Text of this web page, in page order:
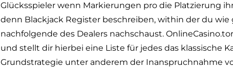
Glücksspieler wenn Markierungen pro die Platzierung
denn Blackjack Register beschreiben, within der du
nachfolgende des Dealers nachschaust.
und stellt dir hierbei eine Liste für jedes das klassische
Grundstrategie unter anderem der Inanspruchnahme